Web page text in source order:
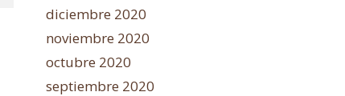
diciembre 2020
noviembre 2020
octubre 2020
septiembre 2020